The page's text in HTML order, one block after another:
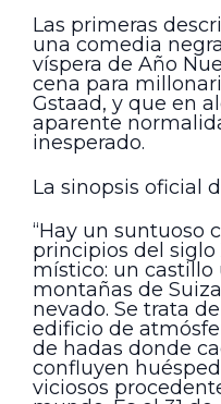
Las primeras
una comedia
víspera de Año
cena para
Gstaad, y que en
aparente
inesperado.
La sinopsis oficial
“Hay un suntuoso
principios del
místico: un castillo
montañas de
nevado. Se trata
edificio de
de hadas donde
confluyen
viciosos